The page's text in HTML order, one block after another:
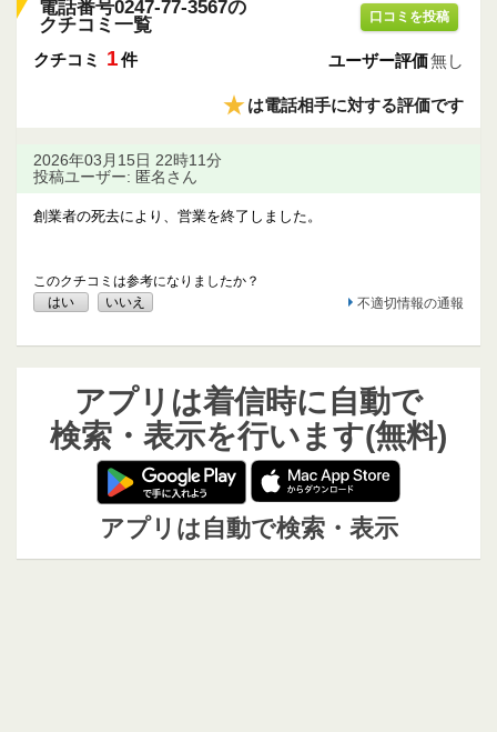
電話番号0247-77-3567の
クチコミ一覧
口コミを投稿
クチコミ 1件 ユーザー評価無し
★は電話相手に対する評価です
2026年03月15日 22時11分
投稿ユーザー: 匿名さん
創業者の死去により、営業を終了しました。
このクチコミは参考になりましたか？
はい
いいえ 不適切情報の通報
アプリは着信時に自動で
検索・表示を行います(無料)
アプリは自動で検索・表示